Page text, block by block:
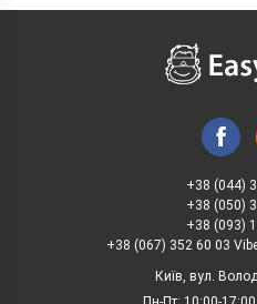
+38 (044)
+38 (050)
+38 (093)
+38 (067) 352 60 03
Київ, вул.